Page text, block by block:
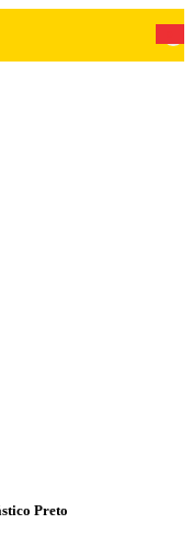
Preto